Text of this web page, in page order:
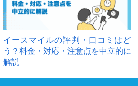
イースマイルの評判・口コミはど
う？料金・対応・注意点を中立的に
解説